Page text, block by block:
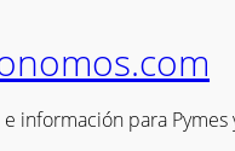
información para Pymes